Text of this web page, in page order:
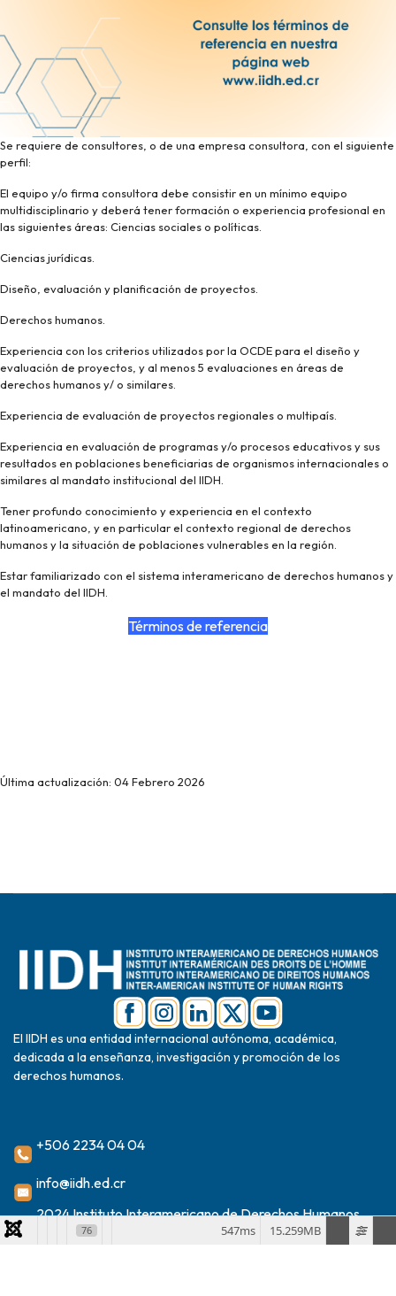
Se requiere de consultores, o de una empresa consultora, con el siguiente
perfil:
El equipo y/o firma consultora debe consistir en un mínimo equipo
multidisciplinario y deberá tener formación o experiencia profesional en
las siguientes áreas: Ciencias sociales o políticas.
Ciencias jurídicas.
Diseño, evaluación y planificación de proyectos.
Derechos humanos.
Experiencia con los criterios utilizados por la OCDE para el diseño y
evaluación de proyectos, y al menos 5 evaluaciones en áreas de
derechos humanos y/ o similares.
Experiencia de evaluación de proyectos regionales o multipaís.
Experiencia en evaluación de programas y/o procesos educativos y sus
resultados en poblaciones beneficiarias de organismos internacionales o
similares al mandato institucional del IIDH.
Tener profundo conocimiento y experiencia en el contexto
latinoamericano, y en particular el contexto regional de derechos
humanos y la situación de poblaciones vulnerables en la región.
Estar familiarizado con el sistema interamericano de derechos humanos y
el mandato del IIDH.
Términos de referencia
Última actualización: 04 Febrero 2026
El IIDH es una entidad internacional autónoma, académica,
dedicada a la enseñanza, investigación y promoción de los
derechos humanos.
+506 2234 04 04
info@iidh.ed.cr
2024 Instituto Interamericano de Derechos Humanos
76 15.259MB
547ms